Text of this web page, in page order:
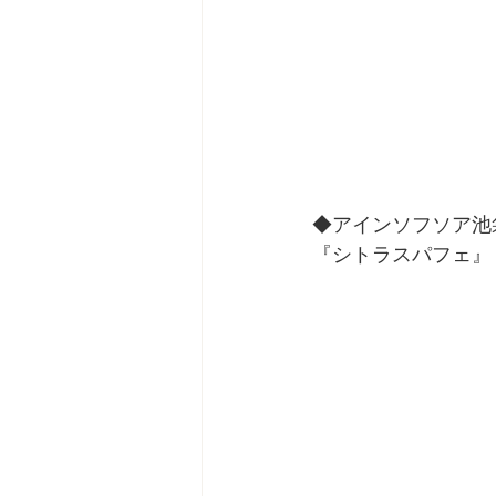
◆アインソフソア池
『シトラスパフェ』